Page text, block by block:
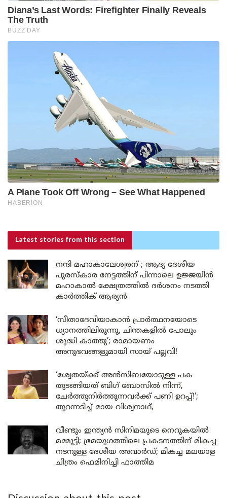
Latest stories from this section
നന്ദി മഹാകാലേശ്വരന് ; ആദ്യ ദേശീയ
പുരസ്കാര നേട്ടത്തിന് പിന്നാലെ ഉജ്ജയിൻ
മഹാകാൽ ക്ഷേത്രത്തിൽ ദർശനം നടത്തി
കാർത്തിക് ആര്യൻ
‘സീതാദേവിയാകാൻ പ്രാർത്ഥനയോടെ
ധ്യാനത്തിലിരുന്നു, ചിന്തകളിൽ പോലും
ശുദ്ധി കാത്തു’; രാമായണം
അനുഭവങ്ങളുമായി സായ് പല്ലവി!
‘ശ്വേതയ്ക്ക് അൻസിബയോടുള്ള പക
തുടങ്ങിയത് ബിഗ് ബോസിൽ നിന്ന്,
ചേർത്തുനിർത്തുന്നവർക്ക് പണി ഉറപ്പ്!’;
തുറന്നടിച്ച് മായ വിശ്വനാഥ്,
വീണ്ടും ഇന്ത്യൻ സിനിമയുടെ നെറുകയിൽ
മമ്മൂട്ടി; ഭ്രമയുഗത്തിലെ പ്രകടനത്തിന് മികച്ച
നടനുള്ള ദേശീയ അവാർഡ്; മികച്ച മലയാള
ചിത്രം ഫെമിനിച്ചി ഫാത്തിമ